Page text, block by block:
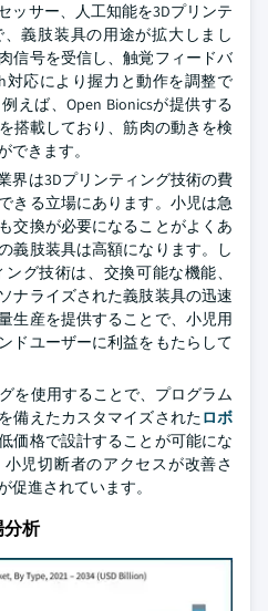
ッサー、人工知能を3Dプリンテ
義肢装具の用途が拡大しまし
信号を受信し、触覚フィードバ
対応により握力と動作を調整で
えば、Open Bionicsが提供する
搭載しており、筋肉の動きを検
できます。
界は3Dプリンティング技術の費
きる立場にあります。小児は急
交換が必要になることがよくあ
義肢装具は高額になります。し
グ技術は、交換可能な機能、
ナライズされた義肢装具の迅速
生産を提供することで、小児用
ドユーザーに利益をもたらして
を使用することで、プログラム
備えたカスタマイズされたロボ
価格で設計することが可能にな
児切断者のアクセスが改善さ
促進されています。
分析